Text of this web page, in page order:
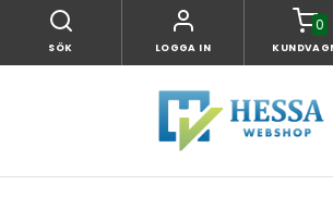
SÖK LOGGA IN
0